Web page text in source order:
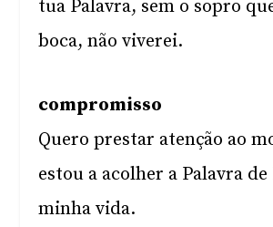
tua Palavra, sem o sopro
boca, não viverei.
compromisso
Quero prestar atenção ao
estou a acolher a Palavra de
minha vida.